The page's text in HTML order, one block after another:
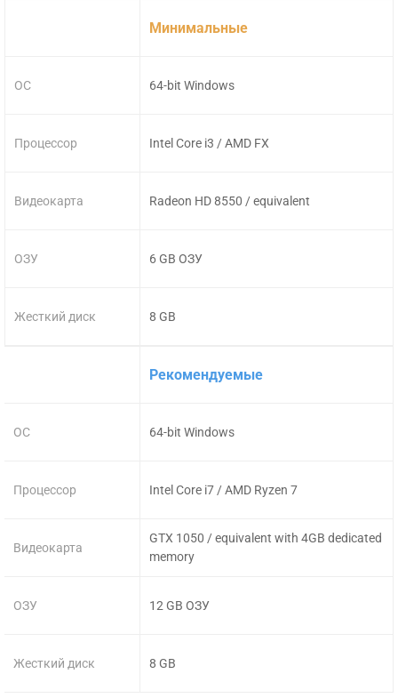
ОС
Процессор
Видеокарта
ОЗУ
Жесткий диск
Минимальные
64-bit Windows
Intel Core i3 / AMD FX
Radeon HD 8550 / equivalent
6 GB ОЗУ
8 GB
ОС
Процессор
Видеокарта
ОЗУ
Жесткий диск
Рекомендуемые
64-bit Windows
Intel Core i7 / AMD Ryzen 7
GTX 1050 / equivalent with 4GB dedicated
memory
12 GB ОЗУ
8 GB